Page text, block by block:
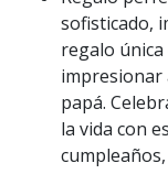
sofisticado,
regalo
impresionar
papá.
la vida con